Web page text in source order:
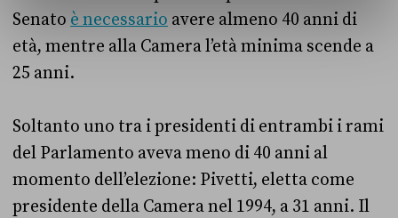
Senato è necessario avere almeno 40 anni di
età, mentre alla Camera l’età minima scende a
25 anni.
Soltanto uno tra i presidenti di entrambi i rami
del Parlamento aveva meno di 40 anni al
momento dell’elezione: Pivetti, eletta come
presidente della Camera nel 1994, a 31 anni. Il